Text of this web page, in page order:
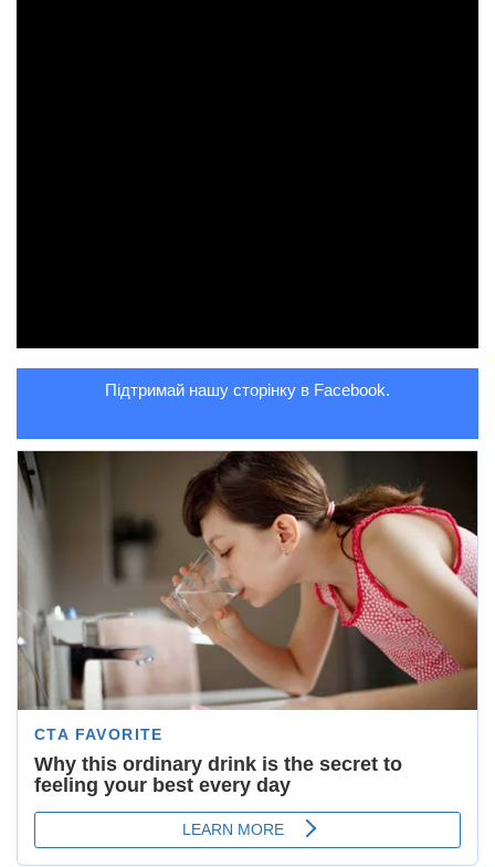
Підтримай нашу сторінку в Facebook.